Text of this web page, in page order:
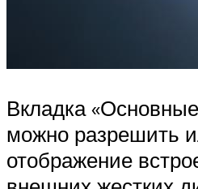
Вкладка
можно разрешить
отображение